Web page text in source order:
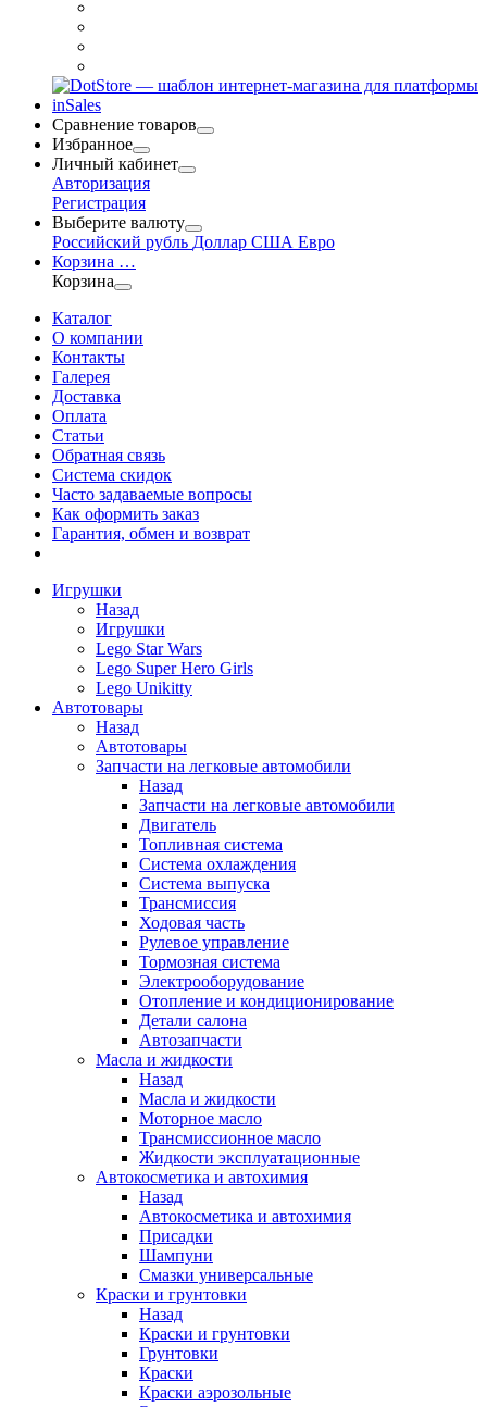
Сравнение товаров
Избранное
Личный кабинет
Авторизация
Регистрация
Выберите валюту
Российский рубль Доллар США Евро
Корзина …
Корзина
Каталог
О компании
Контакты
Галерея
Доставка
Оплата
Статьи
Обратная связь
Система скидок
Часто задаваемые вопросы
Как оформить заказ
Гарантия, обмен и возврат
Игрушки
Назад
Игрушки
Lego Star Wars
Lego Super Hero Girls
Lego Unikitty
Автотовары
Назад
Автотовары
Запчасти на легковые автомобили
Назад
Запчасти на легковые автомобили
Двигатель
Топливная система
Система охлаждения
Система выпуска
Трансмиссия
Ходовая часть
Рулевое управление
Тормозная система
Электрооборудование
Отопление и кондиционирование
Детали салона
Автозапчасти
Масла и жидкости
Назад
Масла и жидкости
Моторное масло
Трансмиссионное масло
Жидкости эксплуатационные
Автокосметика и автохимия
Назад
Автокосметика и автохимия
Присадки
Шампуни
Смазки универсальные
Краски и грунтовки
Назад
Краски и грунтовки
Грунтовки
Краски
Краски аэрозольные